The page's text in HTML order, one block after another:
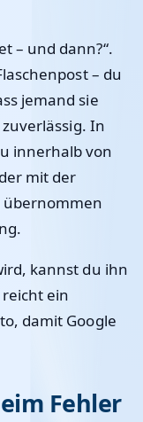
– und dann?“.
– du
jemand sie
In
innerhalb von
mit der
übernommen
kannst du ihn
ein
damit Google
Fehler